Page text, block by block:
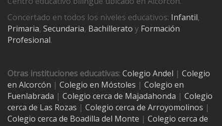
Concertado en todos los niveles educativos: Infantil,
Primaria, Secundaria, Bachillerato y Formación
Profesional.
Otras instituciones educativas: Colegio Andel | Colegio
en Alcorcón | Colegio en Móstoles | Colegio en
Fuenlabrada | Colegio cerca de Majadahonda | Colegio
cerca de Las Rozas | Colegio cerca de Arroyomolinos |
Colegio cerca de Boadilla del Monte | Colegio cerca de